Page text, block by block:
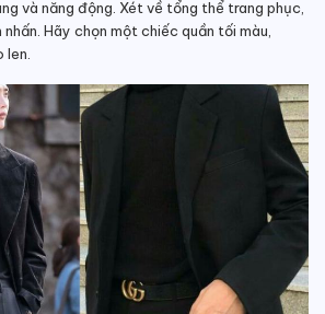
và năng động. Xét về tổng thể trang phục,
Hãy chọn một chiếc quần tối màu,
len.